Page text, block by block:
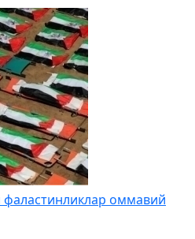
фаластинликлар оммавий